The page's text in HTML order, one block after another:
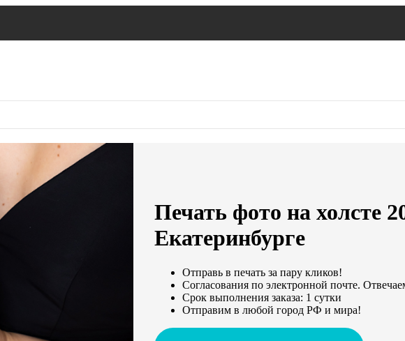
Печать фото на холсте
Екатеринбурге
Отправь в печать за пару кликов!
Согласования по электронной почте.
Срок выполнения заказа: 1 сутки
Отправим в любой город РФ и мира!